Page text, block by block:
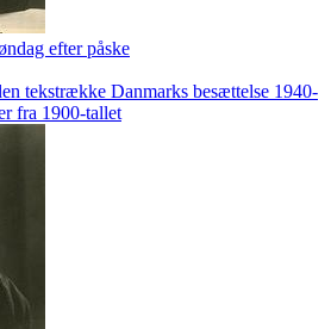
efter påske
tekstrække Danmarks besættelse 1940-
fra 1900-tallet